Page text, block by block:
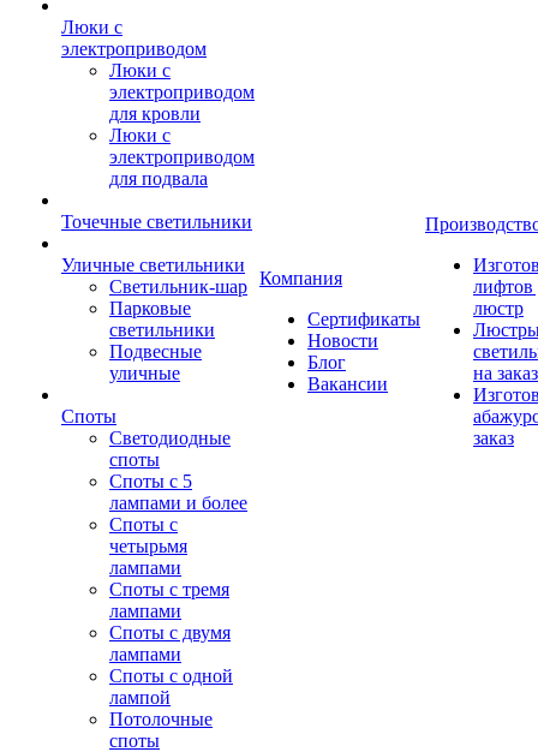
Люки с
электроприводом
Люки с
электроприводом
для кровли
Люки с
электроприводом
для подвала
Точечные светильники
Уличные светильники
Светильник-шар
Парковые
светильники
Подвесные
уличные
Споты
Светодиодные
споты
Споты с 5
лампами и более
Споты с
четырьмя
лампами
Споты с тремя
лампами
Споты с двумя
лампами
Споты с одной
лампой
Потолочные
споты
Компания
Сертификаты
Новости
Блог
Вакансии
лифтов
люстр
на заказ
заказ